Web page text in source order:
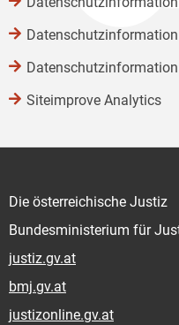
Siteimprove Analytics
Die österreichische Justiz
Bundesministerium für
justiz.gv.at
bmj.gv.at
justizonline.gv.at